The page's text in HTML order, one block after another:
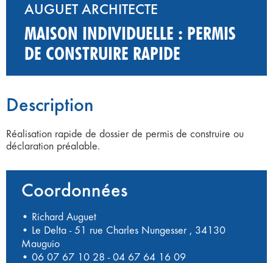
AUGUET ARCHITECTE
MAISON INDIVIDUELLE : PERMIS
DE CONSTRUIRE RAPIDE
Description
Réalisation rapide de dossier de permis de construire ou
déclaration préalable.
Coordonnées
• Richard Auguet
• Le Delta - 51 rue Charles Nungesser , 34130
Mauguio
• 06 07 67 10 28 - 04 67 64 16 09